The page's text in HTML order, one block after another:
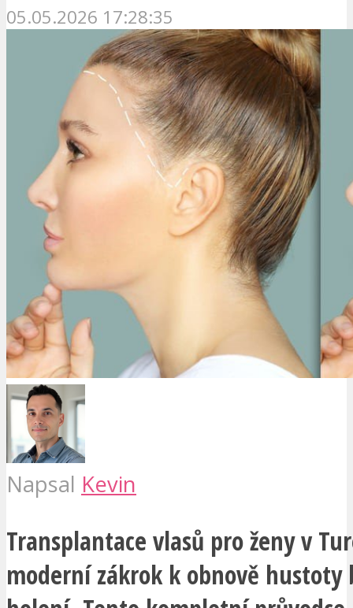
05.05.2026 17:28:35
Napsal Kevin
Transplantace vlasů pro ženy v
moderní zákrok k obnově hustoty